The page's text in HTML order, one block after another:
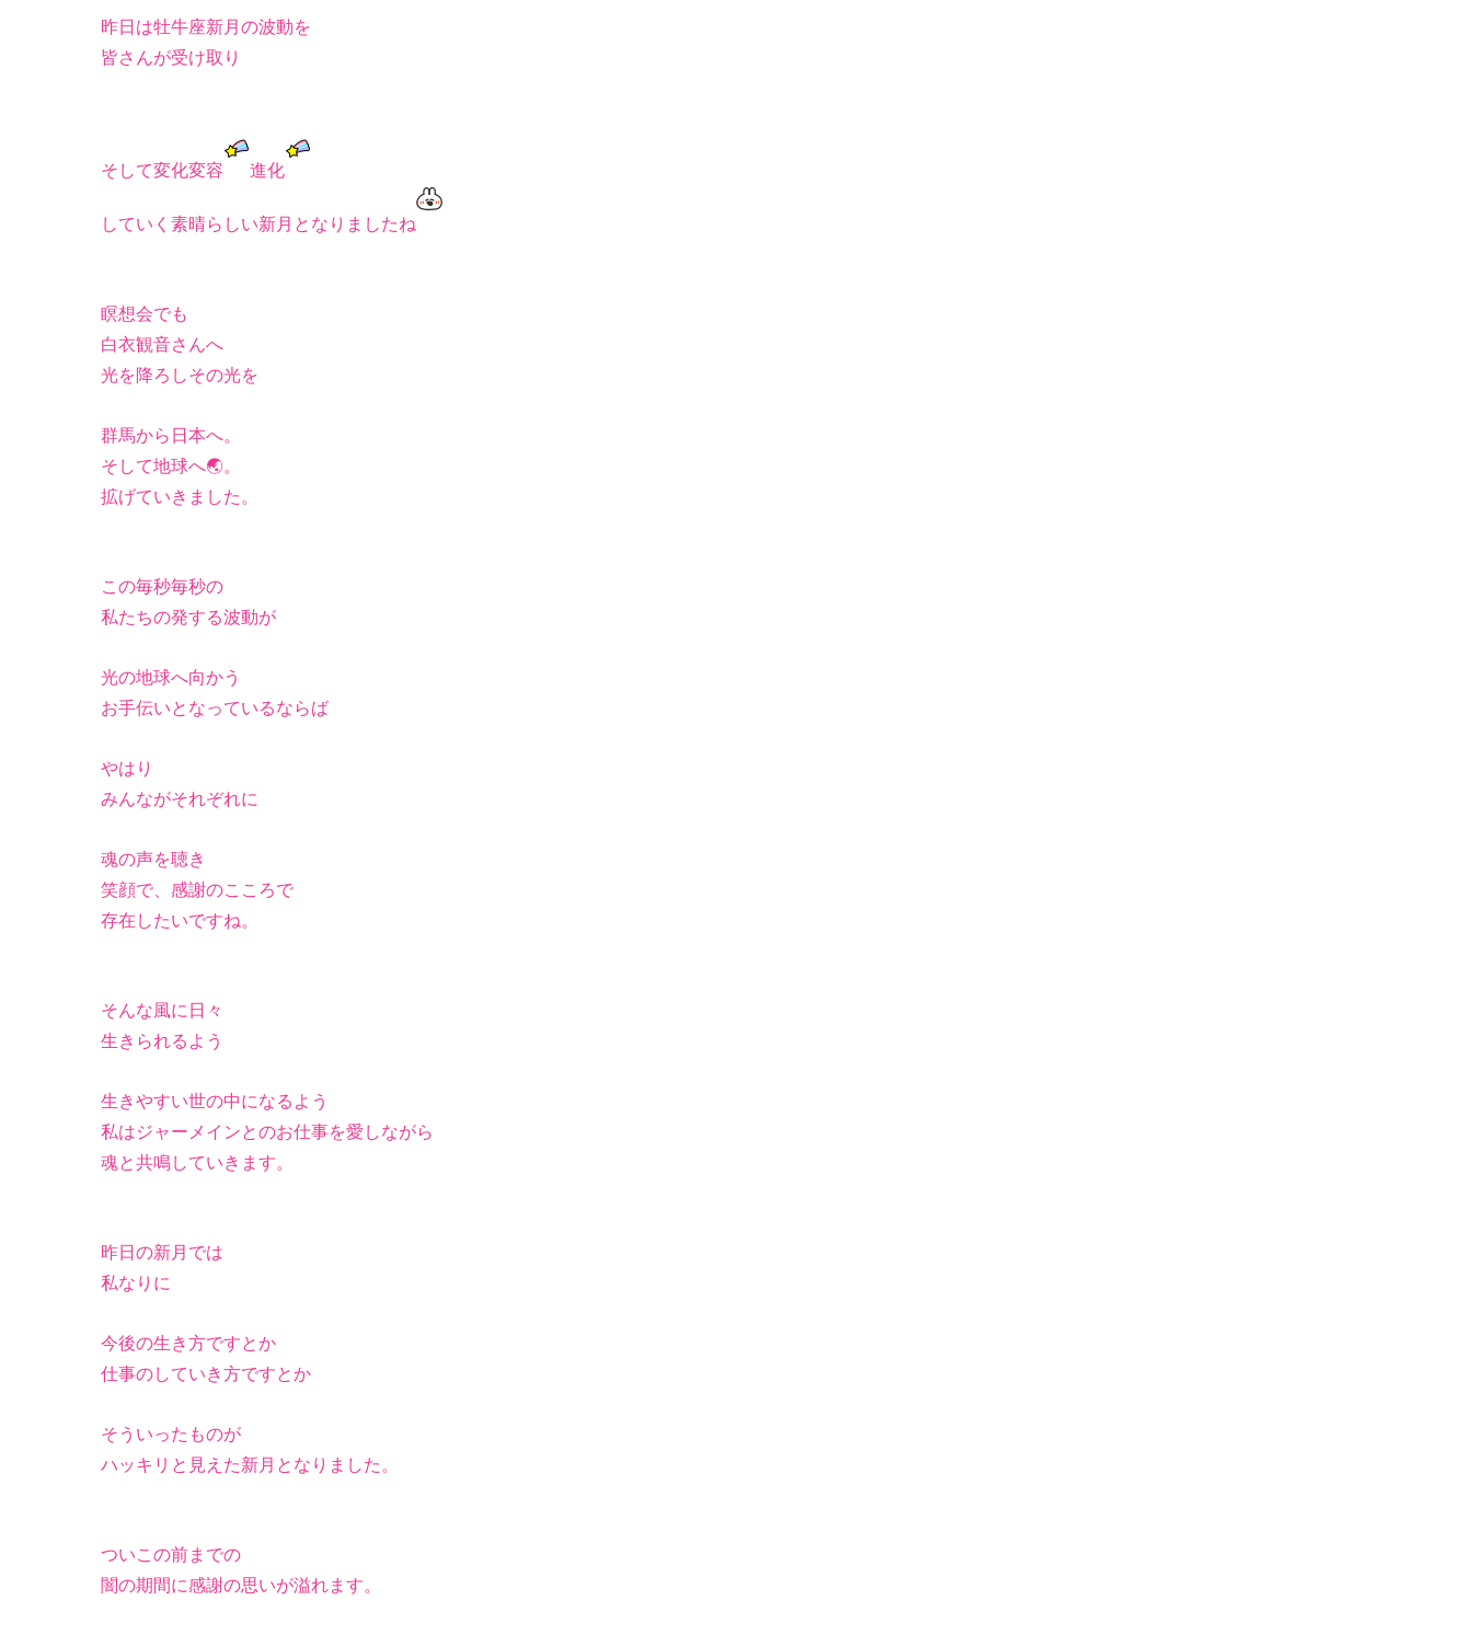
昨日は牡牛座新月の波動を
皆さんが受け取り
そして変化変容 進化
していく素晴らしい新月となりましたね
瞑想会でも
白衣観音さんへ
光を降ろしその光を
群馬から日本へ。
そして地球へ🌏。
拡げていきました。
この毎秒毎秒の
私たちの発する波動が
光の地球へ向かう
お手伝いとなっているならば
やはり
みんながそれぞれに
魂の声を聴き
笑顔で、感謝のこころで
存在したいですね。
そんな風に日々
生きられるよう
生きやすい世の中になるよう
私はジャーメインとのお仕事を愛しながら
魂と共鳴していきます。
昨日の新月では
私なりに
今後の生き方ですとか
仕事のしていき方ですとか
そういったものが
ハッキリと見えた新月となりました。
ついこの前までの
闇の期間に感謝の思いが溢れます。